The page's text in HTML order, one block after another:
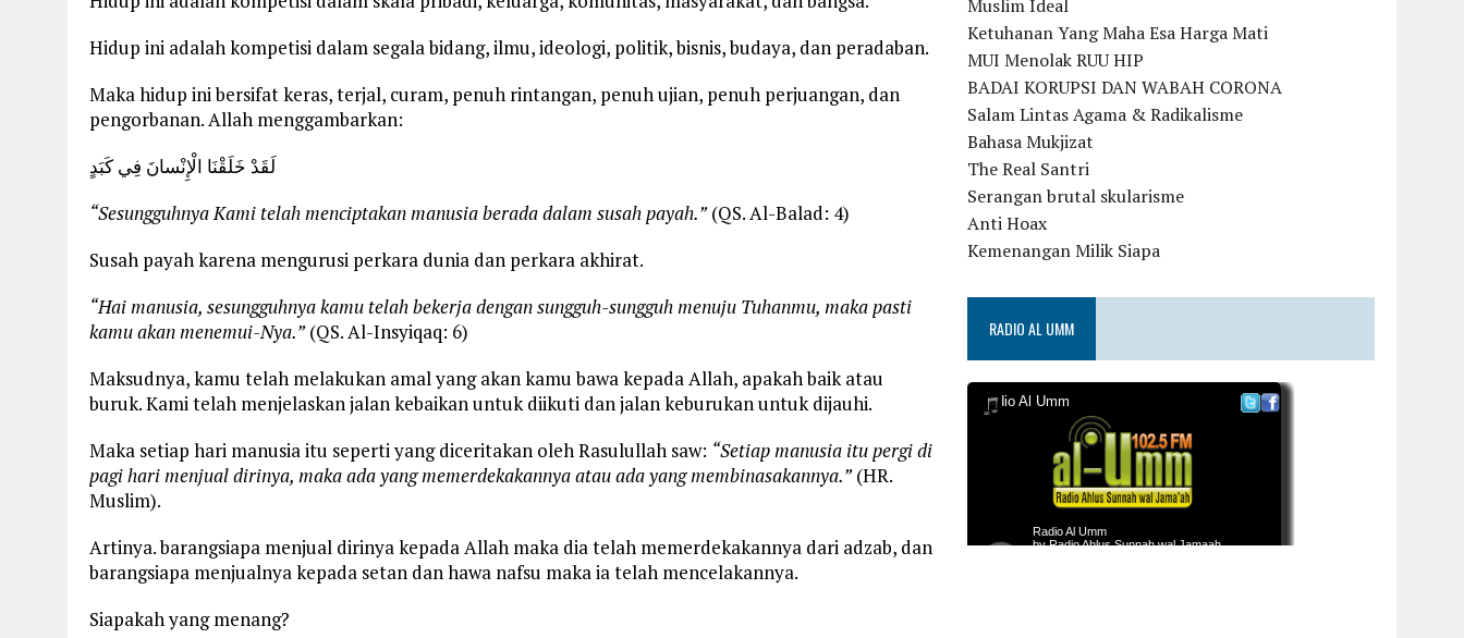
Hidup ini adalah kompetisi dalam segala bidang, ilmu, ideologi, politik, bisnis, budaya, dan peradaban.
Maka hidup ini bersifat keras, terjal, curam, penuh rintangan, penuh ujian, penuh perjuangan, dan
pengorbanan. Allah menggambarkan:
لَقَدْ خَلَقْنَا الْإِنْسانَ فِي كَبَدٍ
“Sesungguhnya Kami telah menciptakan manusia berada dalam susah payah.”(QS. Al-Balad: 4)
Susah payah karena mengurusi perkara dunia dan perkara akhirat.
“Hai manusia, sesungguhnya kamu telah bekerja dengan sungguh-sungguh menuju Tuhanmu, maka pasti
kamu akan menemui-Nya.”(QS. Al-Insyiqaq: 6)
Maksudnya, kamu telah melakukan amal yang akan kamu bawa kepada Allah, apakah baik atau
buruk. Kami telah menjelaskan jalan kebaikan untuk diikuti dan jalan keburukan untuk dijauhi.
Maka setiap hari manusia itu seperti yang diceritakan oleh Rasulullah saw: “Setiap manusia itu pergi di
pagi hari menjual dirinya, maka ada yang memerdekakannya atau ada yang membinasakannya.”(HR.
Muslim).
Artinya. barangsiapa menjual dirinya kepada Allah maka dia telah memerdekakannya dari adzab, dan
barangsiapa menjualnya kepada setan dan hawa nafsu maka ia telah mencelakannya.
Siapakah yang menang?
Muslim Ideal
Ketuhanan Yang Maha Esa Harga Mati
MUI Menolak RUU HIP
BADAI KORUPSI DAN WABAH CORONA
Salam Lintas Agama & Radikalisme
Bahasa Mukjizat
The Real Santri
Serangan brutal skularisme
Anti Hoax
Kemenangan Milik Siapa
RADIO AL UMM